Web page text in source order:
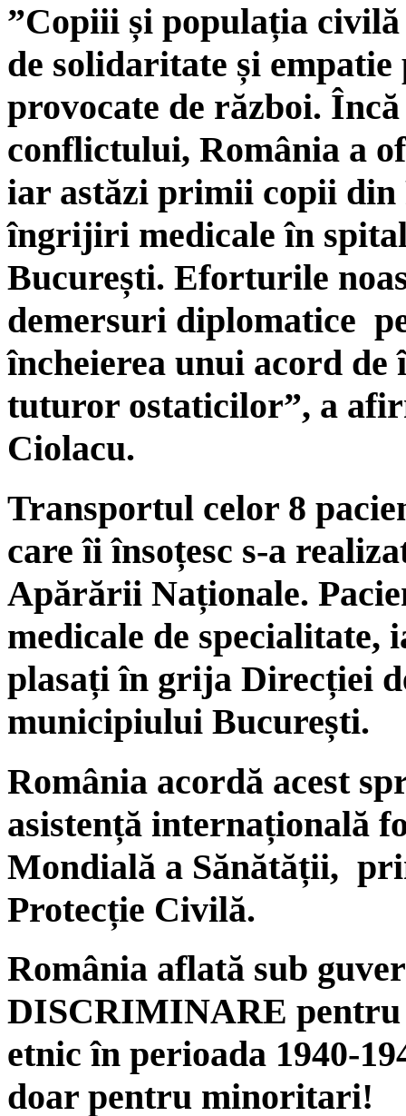
”Copiii și populația
de solidaritate și
provocate de război.
conflictului, România a
iar astăzi primii copii din
îngrijiri medicale în
București. Eforturile
demersuri diplomatice
încheierea unui acord
tuturor ostaticilor”, a
Ciolacu.
Transportul celor 8
care îi însoțesc s-a
Apărării Naționale.
medicale de
plasați în grija Direcției
municipiului București.
România acordă acest
asistență internațională
Mondială a Sănătății,
Protecție Civilă.
România aflată sub
DISCRIMINARE
etnic în perioada 1940-
doar pentru minoritari!